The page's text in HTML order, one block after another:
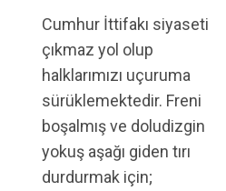
Cumhur İttifakı siyaseti
çıkmaz yol olup
halklarımızı uçuruma
sürüklemektedir. Freni
boşalmış ve doludizgin
yokuş aşağı giden tırı
durdurmak için;